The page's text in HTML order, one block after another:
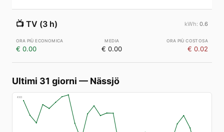
📺 TV (3 h) 0.6
€ 0.00 € 0.00 € 0.02
Ultimi 31 giorni — Nässjö
€83